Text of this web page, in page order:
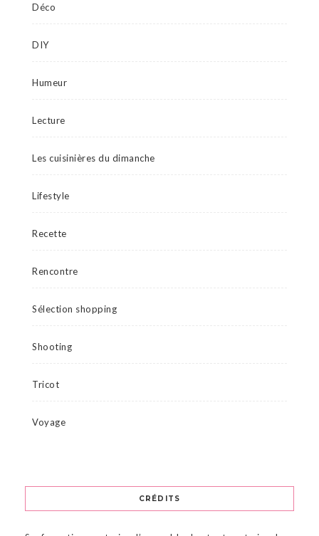
Déco
DIY
Humeur
Lecture
Les cuisinières du dimanche
Lifestyle
Recette
Rencontre
Sélection shopping
Shooting
Tricot
Voyage
CRÉDITS